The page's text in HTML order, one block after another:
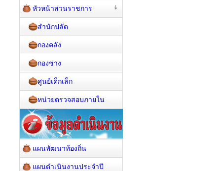
หัวหน้าส่วนราชการ
สำนักปลัด
กองคลัง
กองช่าง
ศูนย์เด็กเล็ก
หน่วยตรวจสอบภายใน
แผนพัฒนาท้องถิ่น
แผนดำเนินงานประจำปี